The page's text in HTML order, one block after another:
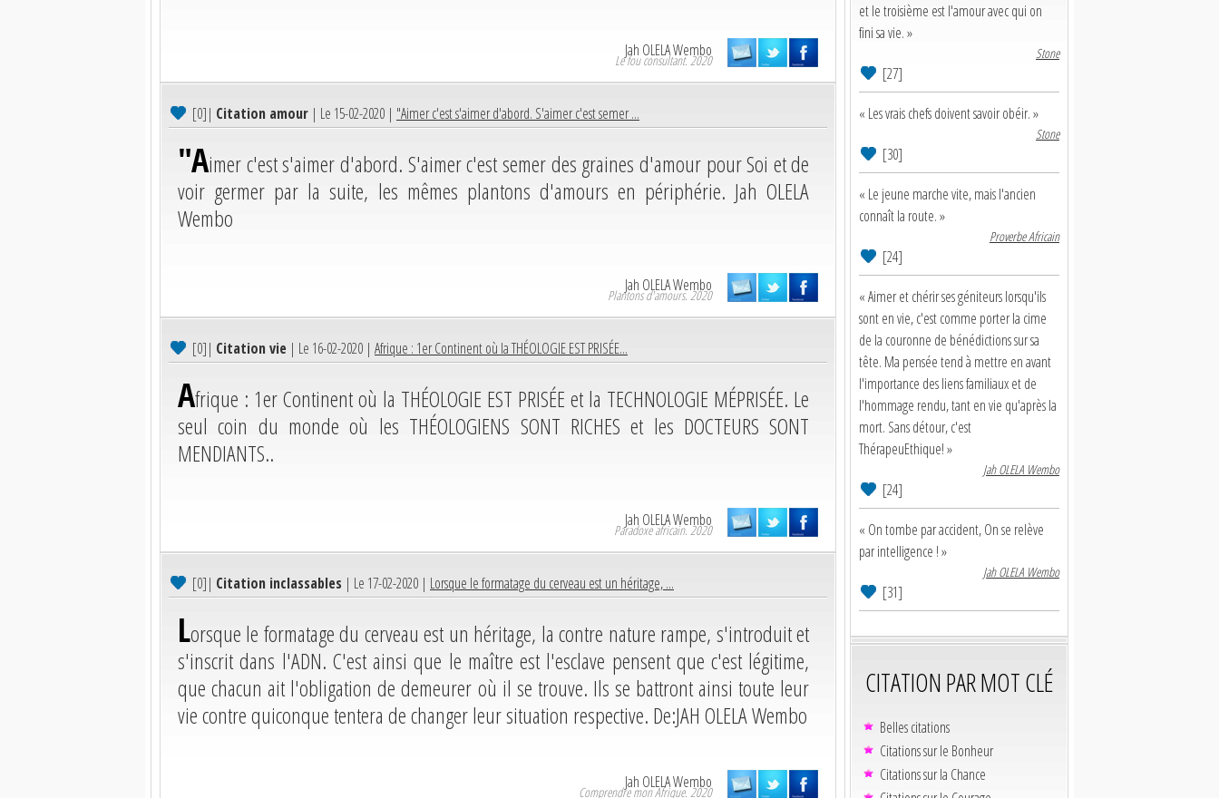
Jah OLELA Wembo
Le fou consultant. 2020
[0]| Citation amour | Le 15-02-2020 | "Aimer c'est s'aimer d'abord. S'aimer c'est semer ...
"Aimer c'est s'aimer d'abord. S'aimer c'est semer des graines d'amour pour Soi et de
voir germer par la suite, les mêmes plantons d'amours en périphérie. Jah OLELA
Wembo
Jah OLELA Wembo
Plantons d'amours. 2020
[0]| Citation vie | Le 16-02-2020 | Afrique : 1er Continent où la THÉOLOGIE EST PRISÉE...
Afrique : 1er Continent où la THÉOLOGIE EST PRISÉE et la TECHNOLOGIE MÉPRISÉE. Le
seul coin du monde où les THÉOLOGIENS SONT RICHES et les DOCTEURS SONT
MENDIANTS..
Jah OLELA Wembo
Paradoxe africain. 2020
[0]| Citation inclassables | Le 17-02-2020 | Lorsque le formatage du cerveau est un héritage, ...
Lorsque le formatage du cerveau est un héritage, la contre nature rampe, s'introduit et
s'inscrit dans l'ADN. C'est ainsi que le maître est l'esclave pensent que c'est légitime,
que chacun ait l'obligation de demeurer où il se trouve. Ils se battront ainsi toute leur
vie contre quiconque tentera de changer leur situation respective. De:JAH OLELA Wembo
Jah OLELA Wembo
Comprendre mon Afrique. 2020
et le troisième est l'amour avec qui on
fini sa vie. »
Stone
[27]
« Les vrais chefs doivent savoir obéir. »
Stone
[30]
« Le jeune marche vite, mais l'ancien
connaît la route. »
Proverbe Africain
[24]
« Aimer et chérir ses géniteurs lorsqu'ils
sont en vie, c'est comme porter la cime
de la couronne de bénédictions sur sa
tête. Ma pensée tend à mettre en avant
l'importance des liens familiaux et de
l'hommage rendu, tant en vie qu'après la
mort. Sans détour, c'est
ThérapeuEthique! »
Jah OLELA Wembo
[24]
« On tombe par accident, On se relève
par intelligence ! »
Jah OLELA Wembo
[31]
CITATION PAR MOT CLÉ
Belles citations
Citations sur le Bonheur
Citations sur la Chance